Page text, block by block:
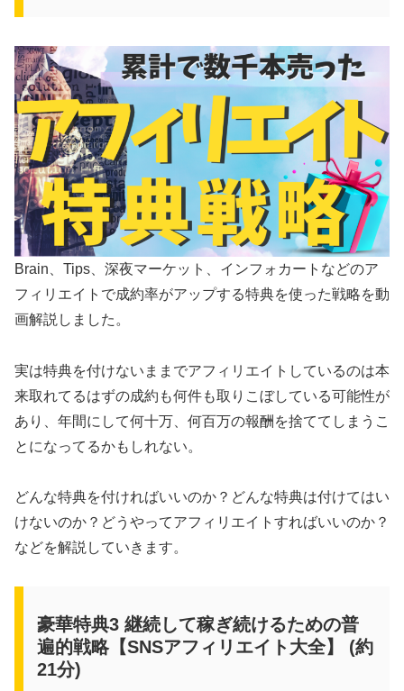
Brain、Tips、深夜マーケット、インフォカートなどのア
フィリエイトで成約率がアップする特典を使った戦略を動
画解説しました。
実は特典を付けないままでアフィリエイトしているのは本
来取れてるはずの成約も何件も取りこぼしている可能性が
あり、年間にして何十万、何百万の報酬を捨ててしまうこ
とになってるかもしれない。
どんな特典を付ければいいのか？どんな特典は付けてはい
けないのか？どうやってアフィリエイトすればいいのか？
などを解説していきます。
豪華特典3 継続して稼ぎ続けるための普
遍的戦略【SNSアフィリエイト大全】 (約
21分)